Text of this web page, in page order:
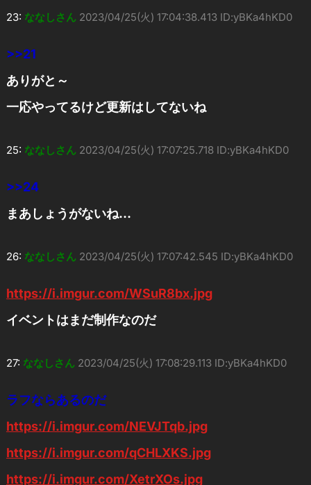
23: ななしさん 2023/04/25(火) 17:04:38.413 ID:yBKa4hKD0
>>21
ありがと～
一応やってるけど更新はしてないね
25: ななしさん 2023/04/25(火) 17:07:25.718 ID:yBKa4hKD0
>>24
まあしょうがないね…
26: ななしさん 2023/04/25(火) 17:07:42.545 ID:yBKa4hKD0
https://i.imgur.com/WSuR8bx.jpg
イベントはまだ制作なのだ
27: ななしさん 2023/04/25(火) 17:08:29.113 ID:yBKa4hKD0
ラフならあるのだ
https://i.imgur.com/NEVJTqb.jpg
https://i.imgur.com/qCHLXKS.jpg
https://i.imgur.com/XetrXOs.jpg